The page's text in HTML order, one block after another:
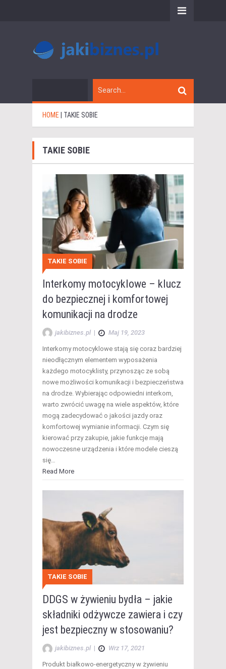
HOME TAKIE SOBIE
TAKIE SOBIE
TAKIE SOBIE
Interkomy motocyklowe – klucz
do bezpiecznej i komfortowej
komunikacji na drodze
jakibiznes.pl | Maj 19, 2023
Interkomy motocyklowe stają się coraz bardziej
nieodłącznym elementem wyposażenia
każdego motocyklisty, przynosząc ze sobą
nowe możliwości komunikacji i bezpieczeństwa
na drodze. Wybierając odpowiedni interkom,
warto zwrócić uwagę na wiele aspektów, które
mogą zadecydować o jakości jazdy oraz
komfortowej wymianie informacji. Czym się
kierować przy zakupie, jakie funkcje mają
nowoczesne urządzenia i które modele cieszą
się…
Read More
TAKIE SOBIE
DDGS w żywieniu bydła – jakie
składniki odżywcze zawiera i czy
jest bezpieczny w stosowaniu?
jakibiznes.pl | Wrz 17, 2021
Produkt białkowo-energetyczny w żywieniu